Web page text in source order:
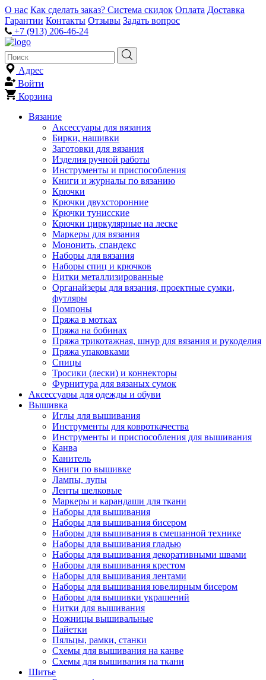
О нас Как сделать заказ? Система скидок Оплата Доставка
Гарантии Контакты Отзывы Задать вопрос
+7 (913) 206-46-24
Адрес
Войти
Корзина
Вязание
Аксессуары для вязания
Бирки, нашивки
Заготовки для вязания
Изделия ручной работы
Инструменты и приспособления
Книги и журналы по вязанию
Крючки
Крючки двухсторонние
Крючки тунисские
Крючки циркулярные на леске
Маркеры для вязания
Мононить, спандекс
Наборы для вязания
Наборы спиц и крючков
Нитки металлизированные
Органайзеры для вязания, проектные сумки,
футляры
Помпоны
Пряжа в мотках
Пряжа на бобинах
Пряжа трикотажная, шнур для вязания и рукоделия
Пряжа упаковками
Спицы
Тросики (лески) и коннекторы
Фурнитура для вязаных сумок
Аксессуары для одежды и обуви
Вышивка
Иглы для вышивания
Инструменты для ковроткачества
Инструменты и приспособления для вышивания
Канва
Канитель
Книги по вышивке
Лампы, лупы
Ленты шелковые
Маркеры и карандаши для ткани
Наборы для вышивания
Наборы для вышивания бисером
Наборы для вышивания в смешанной технике
Наборы для вышивания гладью
Наборы для вышивания декоративными швами
Наборы для вышивания крестом
Наборы для вышивания лентами
Наборы для вышивания ювелирным бисером
Наборы для вышивки украшений
Нитки для вышивания
Ножницы вышивальные
Пайетки
Пяльцы, рамки, станки
Схемы для вышивания на канве
Схемы для вышивания на ткани
Шитье